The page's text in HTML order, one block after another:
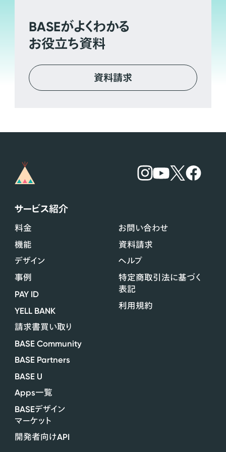
BASEがよくわかる
お役立ち資料
資料請求
サービス紹介
料金
機能
デザイン
事例
PAY ID
YELL BANK
請求書買い取り
BASE Community
BASE Partners
BASE U
Apps一覧
BASEデザイン
マーケット
開発者向けAPI
お問い合わせ
資料請求
ヘルプ
特定商取引法に基づく
表記
利用規約